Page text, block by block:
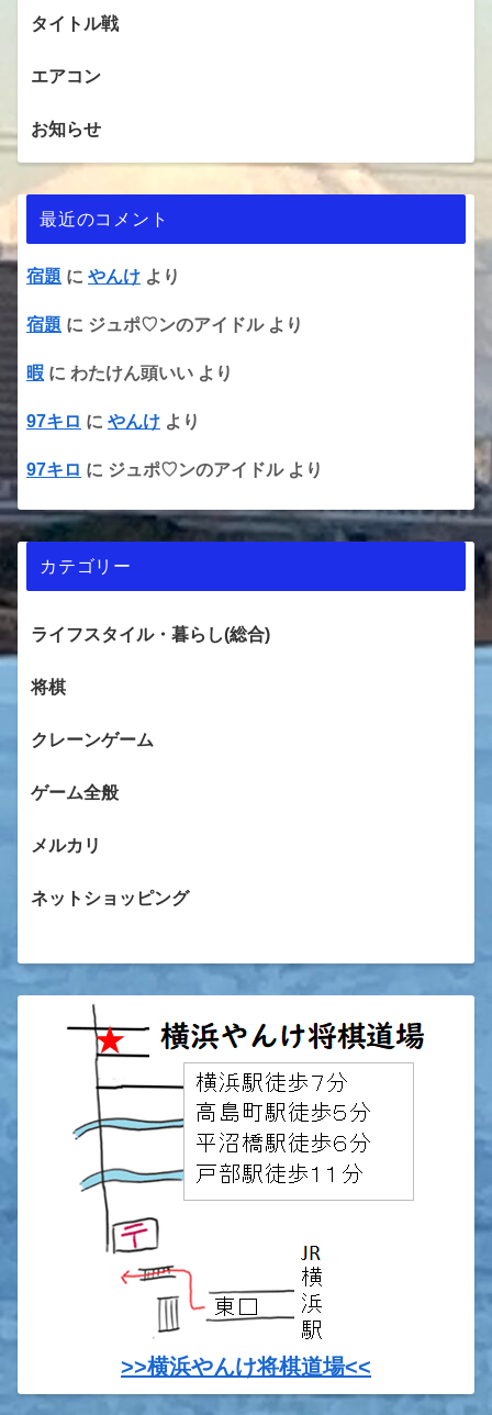
タイトル戦
エアコン
お知らせ
最近のコメント
宿題 に やんけ より
宿題 に ジュポ♡ンのアイドルより
暇 に わたけん頭いい より
97キロ に やんけ より
97キロ に ジュポ♡ンのアイドルより
カテゴリー
ライフスタイル・暮らし(総合)
将棋
クレーンゲーム
ゲーム全般
メルカリ
ネットショッピング
>>横浜やんけ将棋道場<<